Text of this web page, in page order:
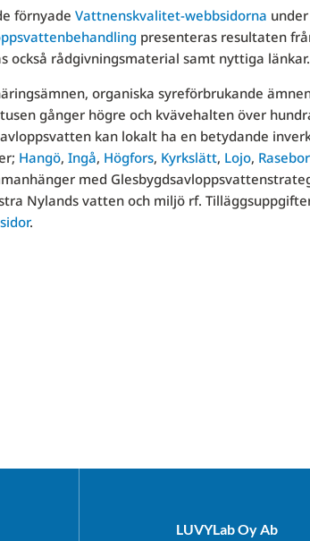
förnyade Vattnenskvalitet-webbsidorna under
presenteras resultaten
rådgivningsmaterial samt nyttiga länkar.
organiska syreförbrukande
gånger högre och kvävehalten över
kan lokalt ha en betydande
Hangö, Ingå, Högfors, Kyrkslätt, Lojo,
med
Nylands vatten och miljö rf.
.
LUVYLab Oy Ab